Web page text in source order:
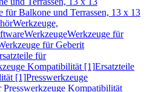
für Balkone und Terrassen, 13 x 13
Werkzeuge,
WerkzeugeWerkzeuge für
für Geberit
für
Kompatibilität [1]Ersatzteile
[1]Presswerkzeuge
Presswerkzeuge Kompatibilität